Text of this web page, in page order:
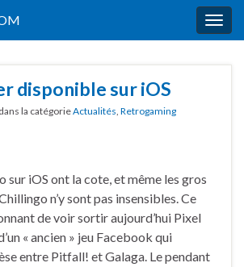
disponible sur iOS
dans la catégorieActualités, Retrogaming
sur iOS ont la cote, et même les gros
n’y sont pas insensibles. Ce
de voir sortir aujourd’hui Pixel
« ancien » jeu Facebook qui
entre Pitfall! et Galaga. Le pendant